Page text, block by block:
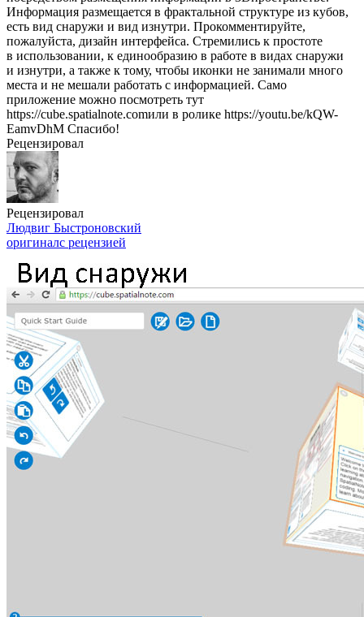
Информация размещается в фрактальной структуре из кубов,
есть вид снаружи и вид изнутри. Прокомментируйте,
пожалуйста, дизайн интерфейса. Стремились к простоте
в использовании, к единообразию в работе в видах снаружи
и изнутри, а также к тому, чтобы иконки не занимали много
места и не мешали работать с информацией. Само
приложение можно посмотреть тут
https://cube.spatialnote.comили в ролике https://youtu.be/kQW-
EamvDhM Спасибо!
Рецензировал
Рецензировал
Людвиг Быстроновский
оригиналс рецензией